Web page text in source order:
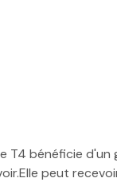
T4 bénéficie
peut